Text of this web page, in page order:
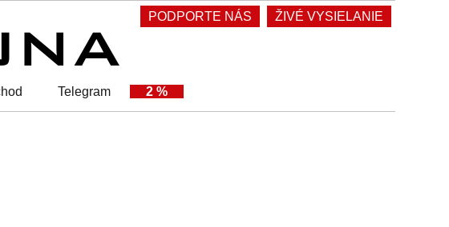
PODPORTE NÁS ŽIVÉ VYSIELANIE
Telegram 2 %